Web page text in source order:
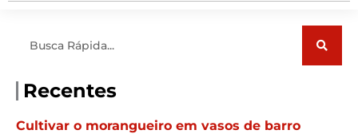
Recentes
Cultivar o morangueiro em vasos de barro